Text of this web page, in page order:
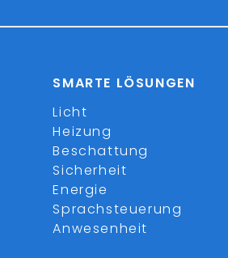
SMARTE LÖSUNGEN
Licht
Heizung
Beschattung
Sicherheit
Energie
Sprachsteuerung
Anwesenheit